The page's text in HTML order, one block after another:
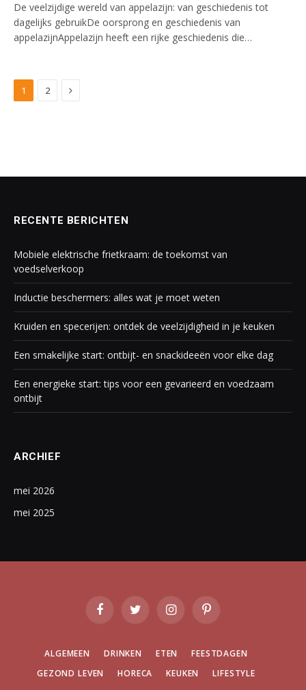
De veelzijdige wereld van appelazijn: van geschiedenis tot
dagelijks gebruikDe oorsprong en geschiedenis van
appelazijnAppelazijn heeft een rijke geschiedenis die…
1 2 Next
RECENTE BERICHTEN
Mobiele elektrische frietkraam: de toekomst van
voedselverkoop
Inductie beschermers: alles wat je moet weten
Kruiden en specerijen: ontdek de veelzijdigheid in je keuken
Een smakelijke start: ontbijt- en snackideeën voor elke dag
Een energieke start: tips voor een gevarieerd en voedzaam
ontbijt
ARCHIEF
mei 2026
mei 2025
FacebookTwitter InstagramPinterest
ALGEMEEN DRINKEN ETEN
FEESTDAGEN
GEZOND LEVEN
HORECA KEUKEN
LIFESTYLE